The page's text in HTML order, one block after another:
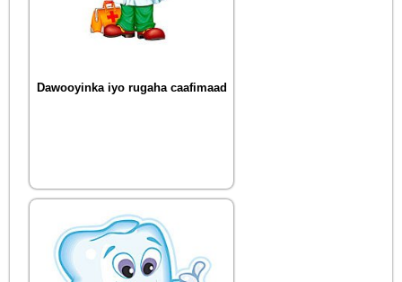
Dawooyinka iyo rugaha caafimaad